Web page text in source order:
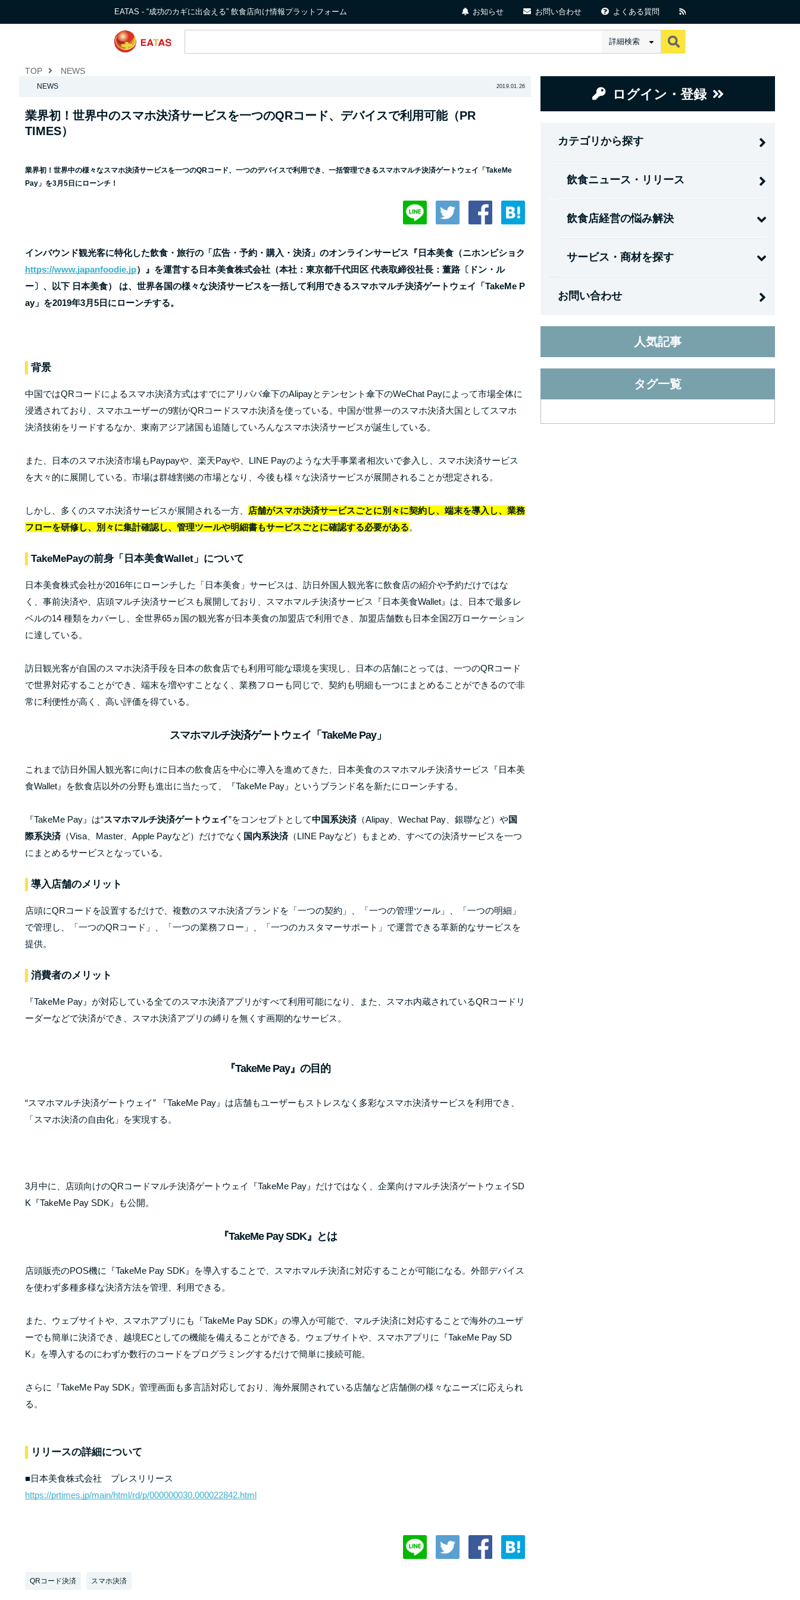
EATAS - “成功のカギに出会える” 飲食店向け情報プラットフォーム お知らせ お問い合わせ よくある質問
詳細検索
TOP NEWS
NEWS 2019.01.26
業界初！世界中のスマホ決済サービスを一つのQRコード、デバイスで利用可能（PR
TIMES）
業界初！世界中の様々なスマホ決済サービスを一つのQRコード、一つのデバイスで利用でき、一括管理できるスマホマルチ決済ゲートウェイ「TakeMe
Pay」を3月5日にローンチ！
インバウンド観光客に特化した飲食・旅行の「広告・予約・購入・決済」のオンラインサービス『日本美食（ニホンビショク
https://www.japanfoodie.jp）』を運営する日本美食株式会社（本社：東京都千代田区 代表取締役社長：董路〔ドン・ル
ー〕、以下 日本美食） は、世界各国の様々な決済サービスを一括して利用できるスマホマルチ決済ゲートウェイ「TakeMe P
ay」を2019年3月5日にローンチする。
背景
中国ではQRコードによるスマホ決済方式はすでにアリババ傘下のAlipayとテンセント傘下のWeChat Payによって市場全体に
浸透されており、スマホユーザーの9割がQRコードスマホ決済を使っている。中国が世界一のスマホ決済大国としてスマホ
決済技術をリードするなか、東南アジア諸国も追随していろんなスマホ決済サービスが誕生している。
また、日本のスマホ決済市場もPaypayや、楽天Payや、LINE Payのような大手事業者相次いで参入し、スマホ決済サービス
を大々的に展開している。市場は群雄割拠の市場となり、今後も様々な決済サービスが展開されることが想定される。
しかし、多くのスマホ決済サービスが展開される一方、
店舗がスマホ決済サービスごとに別々に契約し、端末を導入し、業務
フローを研修し、別々に集計確認し、管理ツールや明細書もサービスごとに確認する必要がある。
TakeMePayの前身「日本美食Wallet」について
日本美食株式会社が2016年にローンチした「日本美食」サービスは、訪日外国人観光客に飲食店の紹介や予約だけではな
く、事前決済や、店頭マルチ決済サービスも展開しており、スマホマルチ決済サービス『日本美食Wallet』は、日本で最多レ
ベルの14 種類をカバーし、全世界65ヵ国の観光客が日本美食の加盟店で利用でき、加盟店舗数も日本全国2万ローケーション
に達している。
訪日観光客が自国のスマホ決済手段を日本の飲食店でも利用可能な環境を実現し、日本の店舗にとっては、一つのQRコード
で世界対応することができ、端末を増やすことなく、業務フローも同じで、契約も明細も一つにまとめることができるので非
常に利便性が高く、高い評価を得ている。
スマホマルチ決済ゲートウェイ「TakeMe Pay」
これまで訪日外国人観光客に向けに日本の飲食店を中心に導入を進めてきた、日本美食のスマホマルチ決済サービス『日本美
食Wallet』を飲食店以外の分野も進出に当たって、『TakeMe Pay』というブランド名を新たにローンチする。
『TakeMe Pay』は“スマホマルチ決済ゲートウェイ”をコンセプトとして中国系決済（Alipay、Wechat Pay、銀聯など）や国
際系決済（Visa、Master、Apple Payなど）だけでなく 国内系決済（LINE Payなど）もまとめ、すべての決済サービスを一つ
にまとめるサービスとなっている。
導入店舗のメリット
店頭にQRコードを設置するだけで、複数のスマホ決済ブランドを「一つの契約」、「一つの管理ツール」、「一つの明細」
で管理し、「一つのQRコード」、「一つの業務フロー」、「一つのカスタマーサポート」で運営できる革新的なサービスを
提供。
消費者のメリット
『TakeMe Pay』が対応している全てのスマホ決済アプリがすべて利用可能になり、また、スマホ内蔵されているQRコードリ
ーダーなどで決済ができ、スマホ決済アプリの縛りを無くす画期的なサービス。
『TakeMe Pay』の目的
“スマホマルチ決済ゲートウェイ” 『TakeMe Pay』は店舗もユーザーもストレスなく多彩なスマホ決済サービスを利用でき、
「スマホ決済の自由化」を実現する。
3月中に、店頭向けのQRコードマルチ決済ゲートウェイ『TakeMe Pay』だけではなく、企業向けマルチ決済ゲートウェイSD
K『TakeMe Pay SDK』も公開。
『TakeMe Pay SDK』とは
店頭販売のPOS機に『TakeMe Pay SDK』を導入することで、スマホマルチ決済に対応することが可能になる。外部デバイス
を使わず多種多様な決済方法を管理、利用できる。
また、ウェブサイトや、スマホアプリにも『TakeMe Pay SDK』の導入が可能で、マルチ決済に対応することで海外のユーザ
ーでも簡単に決済でき、越境ECとしての機能を備えることができる。ウェブサイトや、スマホアプリに『TakeMe Pay SD
K』を導入するのにわずか数行のコードをプログラミングするだけで簡単に接続可能。
さらに『TakeMe Pay SDK』管理画面も多言語対応しており、海外展開されている店舗など店舗側の様々なニーズに応えられ
る。
リリースの詳細について
■日本美食株式会社 プレスリリース
https://prtimes.jp/main/html/rd/p/000000030.000022842.html
QRコード決済 スマホ決済
ログイン・登録
カテゴリから探す
飲食ニュース・リリース
飲食店経営の悩み解決
サービス・商材を探す
お問い合わせ
人気記事
タグ一覧